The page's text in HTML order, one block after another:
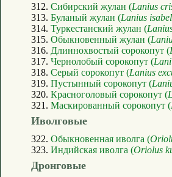
312. Сибирский жулан (Lanius
313. Буланый жулан (Lanius
314. Туркестанский жулан (
315. Обыкновенный жулан (
316. Длиннохвостый сорокопут (
317. Чернолобый сорокопут (
318. Серый сорокопут (Lanius
319. Пустынный сорокопут (
320. Красноголовый сорокопут (
321. Маскированный сорокопут (
Иволговые
322. Обыкновенная иволга (
323. Индийская иволга (Oriolus
Дронговые